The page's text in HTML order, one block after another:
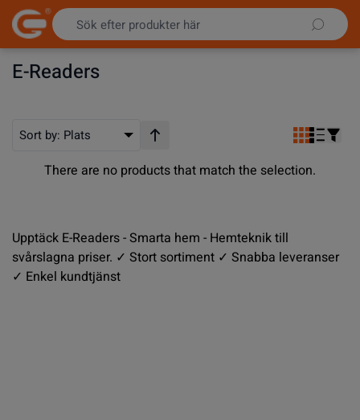
Hoppa till innehållet
E-Readers
Sort by: Plats
Stigande ordning
There are no products that match the selection.
Upptäck E-Readers - Smarta hem - Hemteknik till
svårslagna priser. ✓ Stort sortiment ✓ Snabba leveranser
✓ Enkel kundtjänst